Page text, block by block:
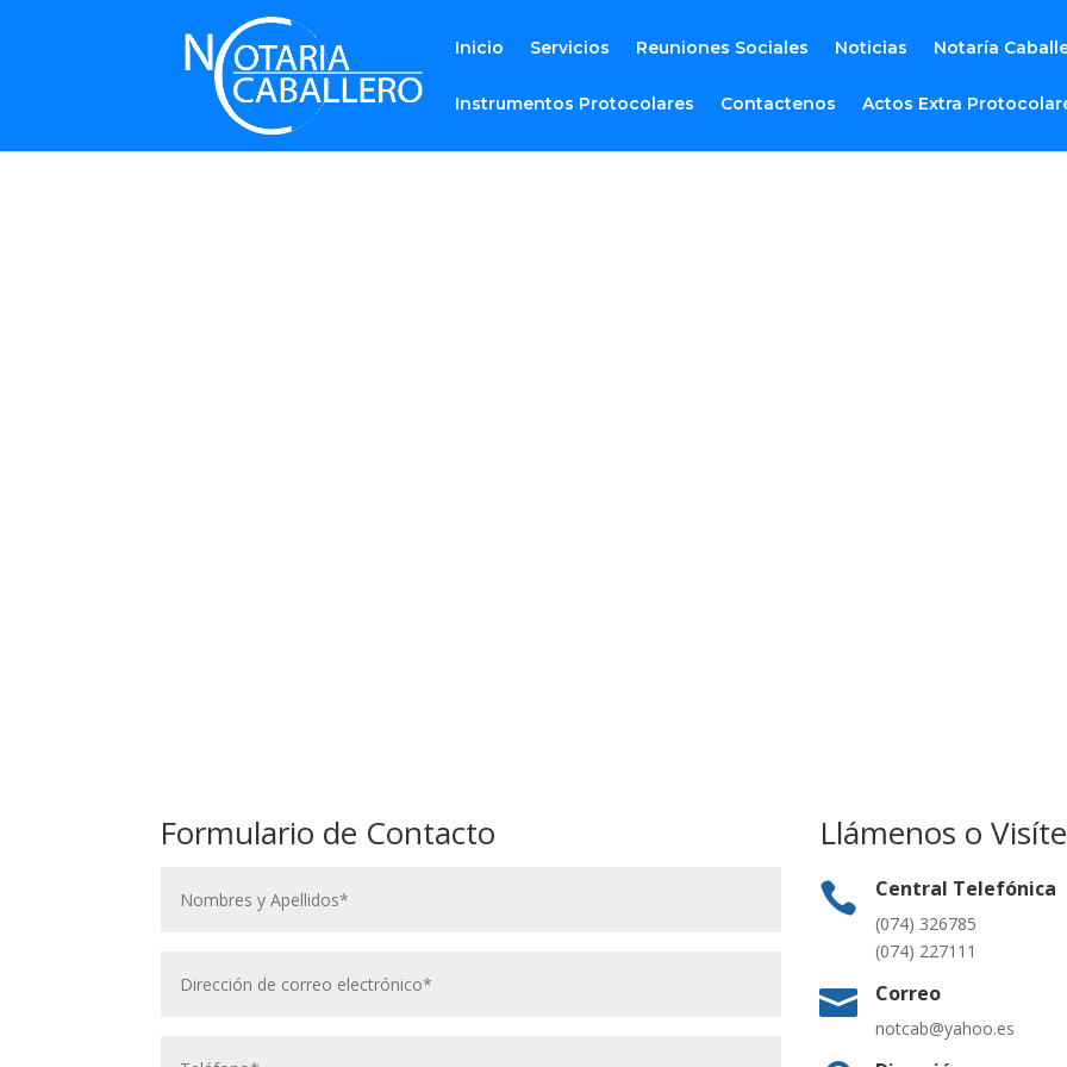
Inicio Servicios Reuniones Sociales Noticias Notaría
Instrumentos Protocolares Contactenos Actos Extra
Formulario de Contacto Llámenos o
 Central Telefónica
(074) 326785
(074) 227111
 Correo
notcab@yahoo.es